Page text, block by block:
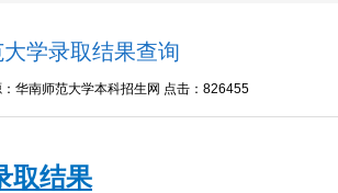
学录取结果查询
华南师范大学本科招生网 点击： 826455
取结果